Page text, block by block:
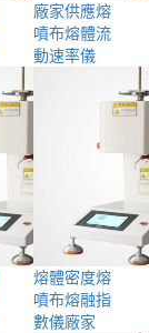
廠家供應熔
噴布熔體流
動速率儀
熔體密度熔
噴布熔融指
數儀廠家